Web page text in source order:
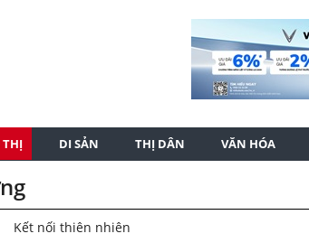
DI SẢN THỊ DÂN VĂN HÓA
Kết nối thiên nhiên